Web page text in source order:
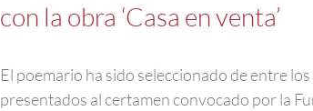
con la obra ‘Casa en venta’
El poemario ha sido seleccionado de entre
presentados al certamen convocado por la